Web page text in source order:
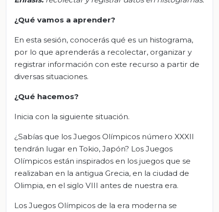
¿Qué vamos a aprender?
En esta sesión, conocerás qué es un histograma,
por lo que aprenderás a recolectar, organizar y
registrar información con este recurso a partir de
diversas situaciones.
¿Qué hacemos?
Inicia con la siguiente situación.
¿Sabías que los Juegos Olímpicos número XXXII
tendrán lugar en Tokio, Japón? Los Juegos
Olímpicos están inspirados en los juegos que se
realizaban en la antigua Grecia, en la ciudad de
Olimpia, en el siglo VIII antes de nuestra era.
Los Juegos Olímpicos de la era moderna se